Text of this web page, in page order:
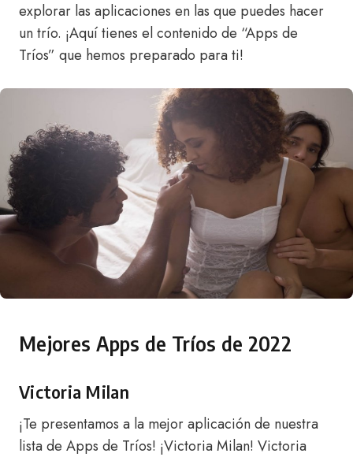
explorar las aplicaciones en las que puedes hacer
un trío. ¡Aquí tienes el contenido de “Apps de
Tríos” que hemos preparado para ti!
Mejores Apps de Tríos de 2022
Victoria Milan
¡Te presentamos a la mejor aplicación de nuestra
lista de Apps de Tríos! ¡Victoria Milan! Victoria